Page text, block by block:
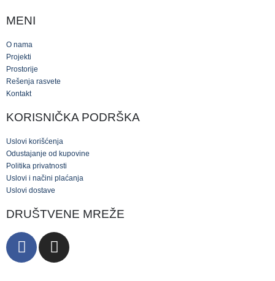
MENI
O nama
Projekti
Prostorije
Rešenja rasvete
Kontakt
KORISNIČKA PODRŠKA
Uslovi korišćenja
Odustajanje od kupovine
Politika privatnosti
Uslovi i načini plaćanja
Uslovi dostave
DRUŠTVENE MREŽE